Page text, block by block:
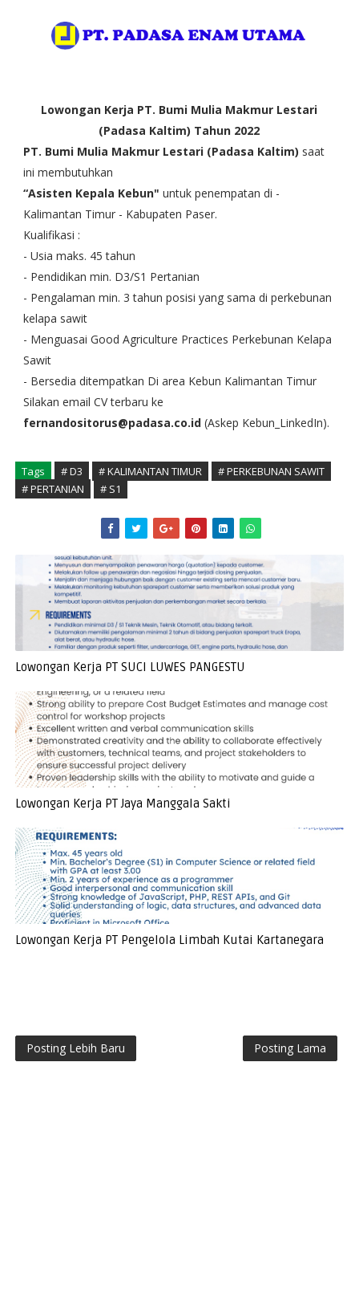
Lowongan Kerja PT. Bumi Mulia Makmur Lestari
(Padasa Kaltim) Tahun 2022
PT. Bumi Mulia Makmur Lestari (Padasa Kaltim) saat
ini membutuhkan
“Asisten Kepala Kebun" untuk penempatan di -
Kalimantan Timur - Kabupaten Paser.
Kualifikasi :
- Usia maks. 45 tahun
- Pendidikan min. D3/S1 Pertanian
- Pengalaman min. 3 tahun posisi yang sama di perkebunan
kelapa sawit
- Menguasai Good Agriculture Practices Perkebunan Kelapa
Sawit
- Bersedia ditempatkan Di area Kebun Kalimantan Timur
Silakan email CV terbaru ke
fernandositorus@padasa.co.id(Askep Kebun_LinkedIn).
Tags # D3 # KALIMANTAN TIMUR
# PERKEBUNAN SAWIT
# PERTANIAN
# S1
Lowongan Kerja PT SUCI LUWES PANGESTU
Lowongan Kerja PT Jaya Manggala Sakti
Lowongan Kerja PT Pengelola Limbah Kutai Kartanegara
Posting Lebih Baru Posting Lama